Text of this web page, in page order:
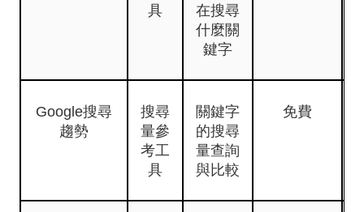
具
在搜尋
什麼關
鍵字
Google搜尋
趨勢
搜尋
量參
考工
具
關鍵字
的搜尋
量查詢
與比較
免費